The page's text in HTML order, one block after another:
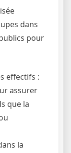
dans
pour
effectifs :
assurer
que la
la